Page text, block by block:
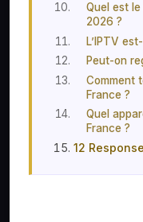
Quel est
2026 ?
L’IPTV
Peut-on
Comment
France ?
Quel
France ?
12